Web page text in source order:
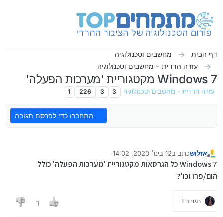
דף הבית
מחשבים וטכנולוגיה
עזרה הדדית - מחשבים וטכנולוגיה
Windows 7 מקטגוריית 'מערכות הפעלה'
עזרה הדדית - מחשבים וטכנולוגיה 3
3
226
1
התחברו כדי לפרסם תגובה
מנותק
אזלושכתב ב12 בינו׳ 2020, 14:02
נערך לאחרונה על ידי אזלוש
Windows 7 כל הגרסאות מקטגוריית 'מערכות הפעלה' כולל
הום/פרו וכו'?
תגובה 1 1